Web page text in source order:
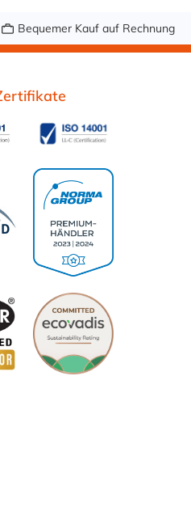
Bequemer Kauf auf Rechnung